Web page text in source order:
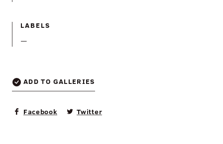
LABELS
—
ADD TO GALLERIES
Facebook Twitter